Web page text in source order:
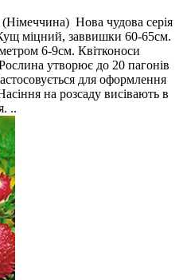
Нова чудова серія
міцний, заввишки 60-65см.
6-9см. Квітконоси
утворює до 20 пагонів
для оформлення
на розсаду висівають в
..